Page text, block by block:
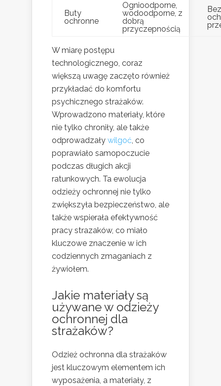
Buty
ochronne
Ognioodporne,
wodoodporne, z
dobrą
przyczepnością
W miarę postępu
technologicznego, coraz
większą uwagę zaczęto również
przykładać do komfortu
psychicznego strażaków.
Wprowadzono materiały, które
nie tylko chroniły, ale także
odprowadzały wilgoć, co
poprawiało samopoczucie
podczas długich akcji
ratunkowych. Ta ewolucja
odzieży ochronnej nie tylko
zwiększyła bezpieczeństwo, ale
także wspierała efektywność
pracy strazaków, co miało
kluczowe znaczenie w ich
codziennych zmaganiach z
żywiołem.
Jakie materiały są
używane w odzieży
ochronnej dla
strażaków?
Odzież ochronna dla strażaków
jest kluczowym elementem ich
wyposażenia, a materiały, z